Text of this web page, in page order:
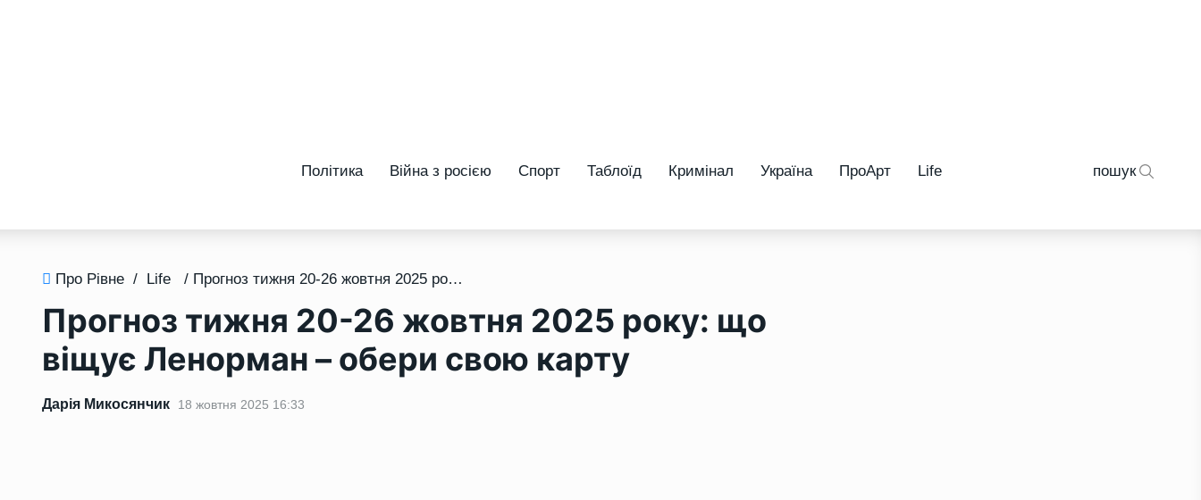
Політика Війна з росією Спорт Таблоїд Кримінал Україна ПроАрт Life пошук
Про Рівне / Life / Прогноз тижня 20-26 жовтня 2025 року: що віщує Ленорман – обери свою карту
Прогноз тижня 20-26 жовтня 2025 року: що
віщує Ленорман – обери свою карту
Дарія Микосянчик 18 жовтня 2025 16:33